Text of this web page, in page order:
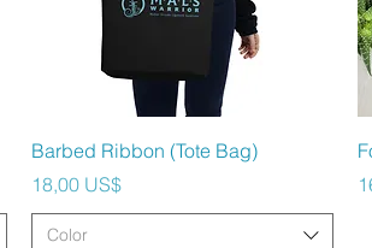
Vista rápida
Barbed Ribbon (Tote Bag)
Precio
18,00 US$
Color